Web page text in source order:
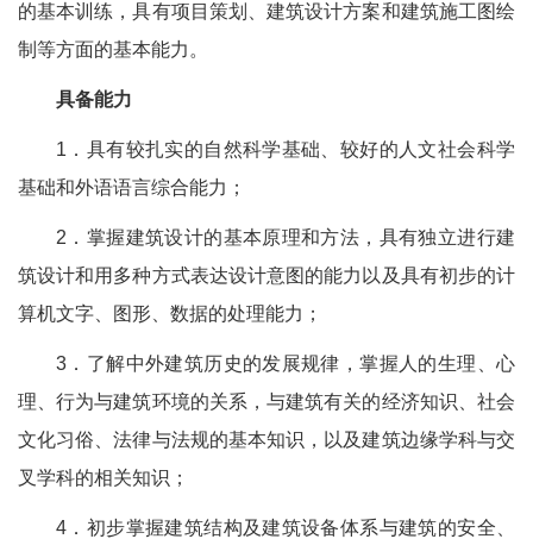
的基本训练，具有项目策划、建筑设计方案和建筑施工图绘
制等方面的基本能力。
具备能力
1．具有较扎实的自然科学基础、较好的人文社会科学
基础和外语语言综合能力；
2．掌握建筑设计的基本原理和方法，具有独立进行建
筑设计和用多种方式表达设计意图的能力以及具有初步的计
算机文字、图形、数据的处理能力；
3．了解中外建筑历史的发展规律，掌握人的生理、心
理、行为与建筑环境的关系，与建筑有关的经济知识、社会
文化习俗、法律与法规的基本知识，以及建筑边缘学科与交
叉学科的相关知识；
4．初步掌握建筑结构及建筑设备体系与建筑的安全、